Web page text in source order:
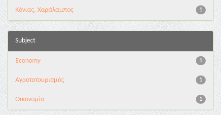
1
Κόνιας, Χαράλαμπος
Subject
1
Economy
1
Αγροτοτουρισμός
1
Οικονομία